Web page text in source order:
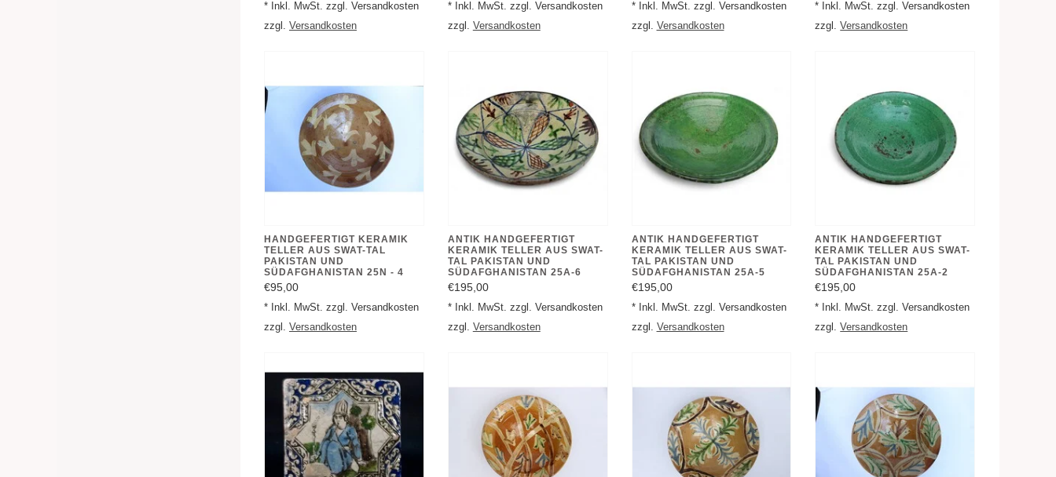
* Inkl. MwSt. zzgl. Versandkosten
zzgl. Versandkosten
* Inkl. MwSt. zzgl. Versandkosten
zzgl. Versandkosten
* Inkl. MwSt. zzgl. Versandkosten
zzgl. Versandkosten
* Inkl. MwSt. zzgl. Versandkosten
zzgl.Versandkosten
HANDGEFERTIGT KERAMIK
TELLER AUS SWAT-TAL
PAKISTAN UND
SÜDAFGHANISTAN 25N - 4
€95,00
* Inkl. MwSt. zzgl. Versandkosten
zzgl. Versandkosten
ANTIK HANDGEFERTIGT
KERAMIK TELLER AUS SWAT-
TAL PAKISTAN UND
SÜDAFGHANISTAN 25A-6
€195,00
* Inkl. MwSt. zzgl. Versandkosten
zzgl. Versandkosten
ANTIK HANDGEFERTIGT
KERAMIK TELLER AUS SWAT-
TAL PAKISTAN UND
SÜDAFGHANISTAN 25A-5
€195,00
* Inkl. MwSt. zzgl. Versandkosten
zzgl. Versandkosten
ANTIK HANDGEFERTIGT
KERAMIK TELLER AUS SWAT-
TAL PAKISTAN UND
SÜDAFGHANISTAN 25A-2
€195,00
* Inkl. MwSt. zzgl. Versandkosten
zzgl.Versandkosten